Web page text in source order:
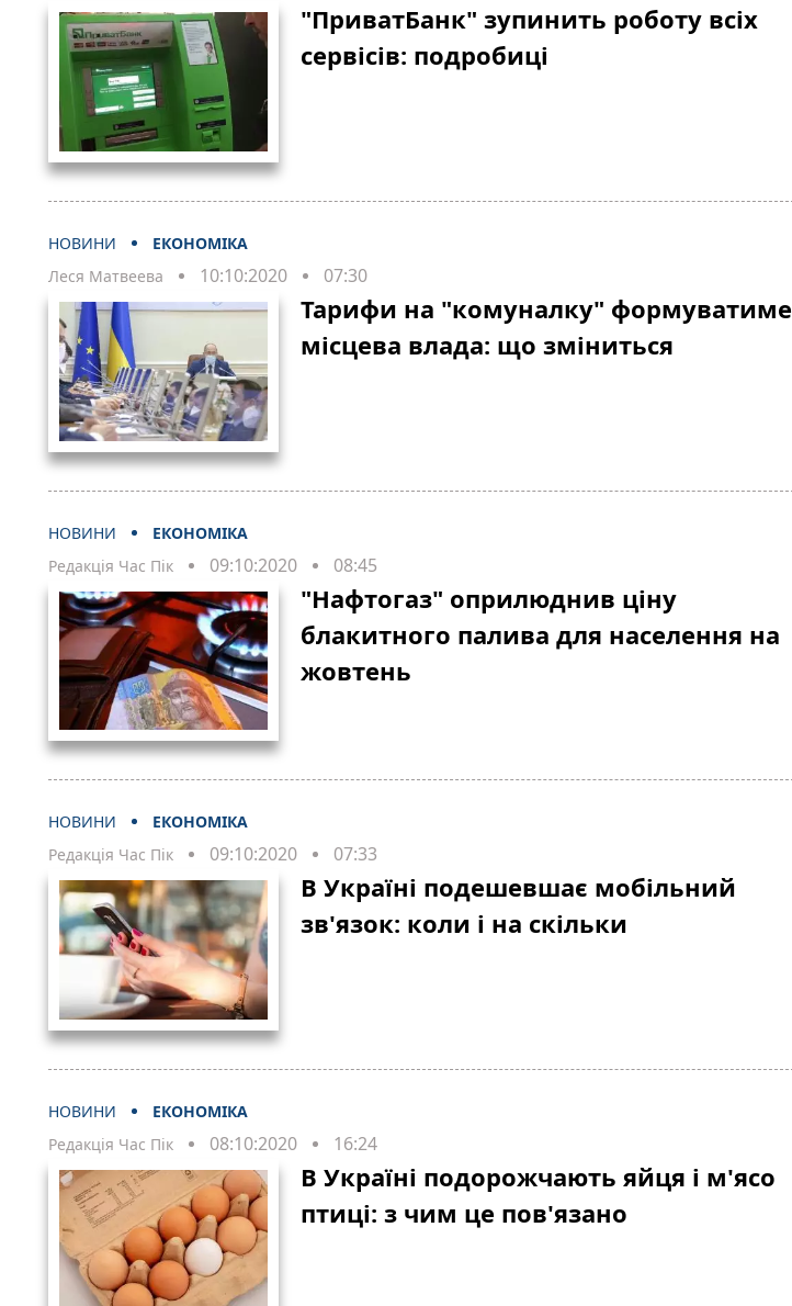
"ПриватБанк" зупинить роботу всіх
сервісів: подробиці
НОВИНИ
ЕКОНОМІКА
Леся Матвеева
10:10:2020 07:30
Тарифи на "комуналку" формуватиме
місцева влада: що зміниться
НОВИНИ
ЕКОНОМІКА
Редакція Час Пік
09:10:2020 08:45
"Нафтогаз" оприлюднив ціну
блакитного палива для населення на
жовтень
НОВИНИ
ЕКОНОМІКА
Редакція Час Пік
09:10:2020 07:33
В Україні подешевшає мобільний
зв'язок: коли і на скільки
НОВИНИ
ЕКОНОМІКА
Редакція Час Пік
08:10:2020 16:24
В Україні подорожчають яйця і м'ясо
птиці: з чим це пов'язано